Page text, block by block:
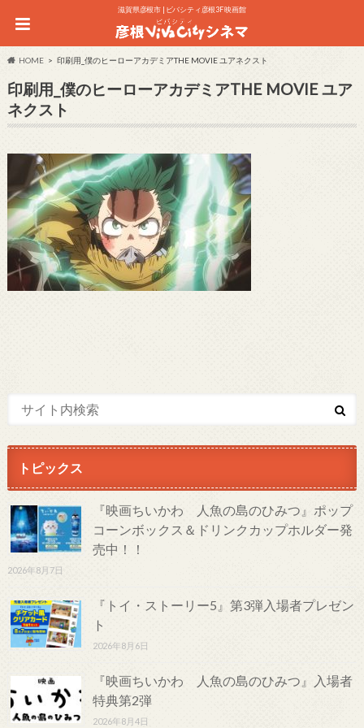
滋賀県彦根市 | ビバシティ彦根3F 映画館
HOME 印刷用_僕のヒーローアカデミアTHE MOVIE ユアネクスト
印刷用_僕のヒーローアカデミアTHE MOVIE ユア
ネクスト
トピックス
『映画ちいかわ 人魚の島のひみつ』ポップ
コーンボックス＆ドリンクカップホルダー発
売中！！
2026年8月7日
『トイ・ストーリー5』第3弾入場者プレゼン
ト
2026年8月6日
『映画ちいかわ 人魚の島のひみつ』入場者
特典第2弾
2026年8月4日